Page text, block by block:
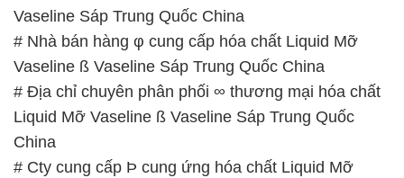
Vaseline Sáp Trung Quốc China
# Nhà bán hàng φ cung cấp hóa chất Liquid Mỡ
Vaseline ß Vaseline Sáp Trung Quốc China
# Địa chỉ chuyên phân phối ∞ thương mại hóa chất
Liquid Mỡ Vaseline ß Vaseline Sáp Trung Quốc
China
# Cty cung cấp Þ cung ứng hóa chất Liquid Mỡ